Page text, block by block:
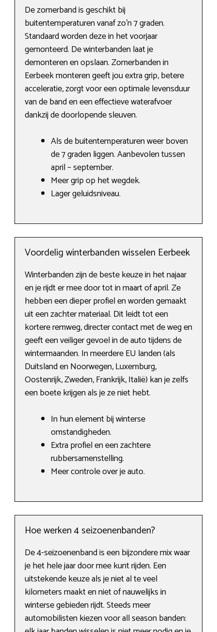
De zomerband is geschikt bij
buitentemperaturen vanaf zo’n 7 graden.
Standaard worden deze in het voorjaar
gemonteerd. De winterbanden laat je
demonteren en opslaan. Zomerbanden in
Eerbeek monteren geeft jou extra grip, betere
acceleratie, zorgt voor een optimale levensduur
van de band en een effectieve waterafvoer
dankzij de doorlopende sleuven.
Als de buitentemperaturen weer boven
de 7 graden liggen. Aanbevolen tussen
april – september.
Meer grip op het wegdek.
Lager geluidsniveau.
Voordelig winterbanden wisselen Eerbeek
Winterbanden zijn de beste keuze in het najaar
en je rijdt er mee door tot in maart of april. Ze
hebben een dieper profiel en worden gemaakt
uit een zachter materiaal. Dit leidt tot een
kortere remweg, directer contact met de weg en
geeft een veiliger gevoel in de auto tijdens de
wintermaanden. In meerdere EU landen (als
Duitsland en Noorwegen, Luxemburg,
Oostenrijk, Zweden, Frankrijk, Italië) kan je zelfs
een boete krijgen als je ze niet hebt.
In hun element bij winterse
omstandigheden.
Extra profiel en een zachtere
rubbersamenstelling.
Meer controle over je auto.
Hoe werken 4 seizoenenbanden?
De 4-seizoenenband is een bijzondere mix waar
je het hele jaar door mee kunt rijden. Een
uitstekende keuze als je niet al te veel
kilometers maakt en niet of nauwelijks in
winterse gebieden rijdt. Steeds meer
automobilisten kiezen voor all season banden: